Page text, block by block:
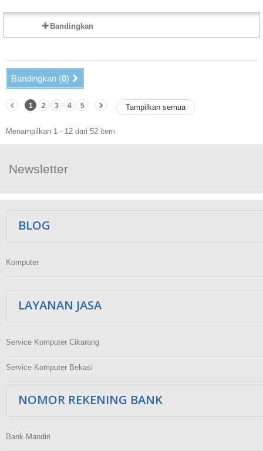
Bandingkan
Bandingkan (0)
Tampilkan semua
1 2 3 4 5
Menampilkan 1 - 12 dari 52 item
Newsletter
BLOG
Komputer
LAYANAN JASA
Service Komputer Cikarang
Service Komputer Bekasi
NOMOR REKENING BANK
Bank Mandiri